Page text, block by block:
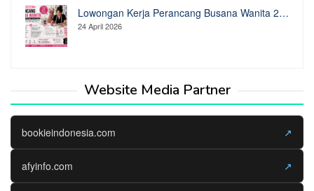
Lowongan Kerja Perancang Busana Wanita 2…
24 April 2026
Website Media Partner
bookieindonesia.com ↗
afyinfo.com ↗